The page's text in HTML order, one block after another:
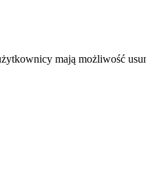
mają możliwość